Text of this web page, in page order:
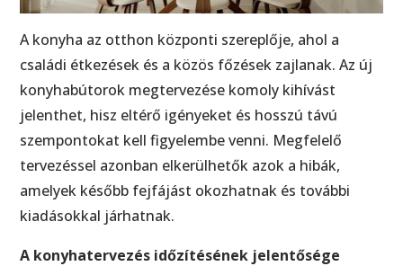
A konyha az otthon központi szereplője, ahol a
családi étkezések és a közös főzések zajlanak. Az új
konyhabútorok megtervezése komoly kihívást
jelenthet, hisz eltérő igényeket és hosszú távú
szempontokat kell figyelembe venni. Megfelelő
tervezéssel azonban elkerülhetők azok a hibák,
amelyek később fejfájást okozhatnak és további
kiadásokkal járhatnak.
A konyhatervezés időzítésének jelentősége